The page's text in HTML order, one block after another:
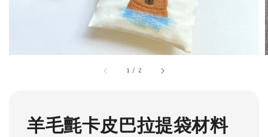
1 / 2
羊毛氈卡皮巴拉提袋材料